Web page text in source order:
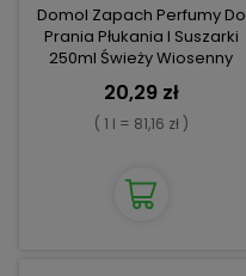
Domol Zapach Perfumy Do
Prania Płukania I Suszarki
250ml Świeży Wiosenny
20,29 zł
( 1 l = 81,16 zł )